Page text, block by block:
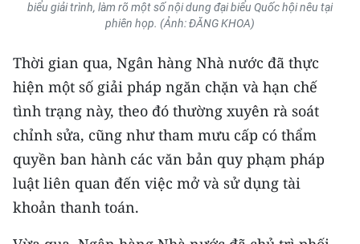
biểu giải trình, làm rõ một số nội dung đại biểu Quốc hội nêu tại
phiên họp. (Ảnh: ĐĂNG KHOA)
Thời gian qua, Ngân hàng Nhà nước đã thực
hiện một số giải pháp ngăn chặn và hạn chế
tình trạng này, theo đó thường xuyên rà soát
chỉnh sửa, cũng như tham mưu cấp có thẩm
quyền ban hành các văn bản quy phạm pháp
luật liên quan đến việc mở và sử dụng tài
khoản thanh toán.